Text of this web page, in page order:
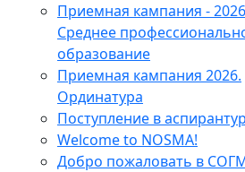
Приемная кампания -
Среднее
образование
Приемная кампания 2026.
Ординатура
Поступление в
Welcome to NOSMA!
Добро пожаловать в